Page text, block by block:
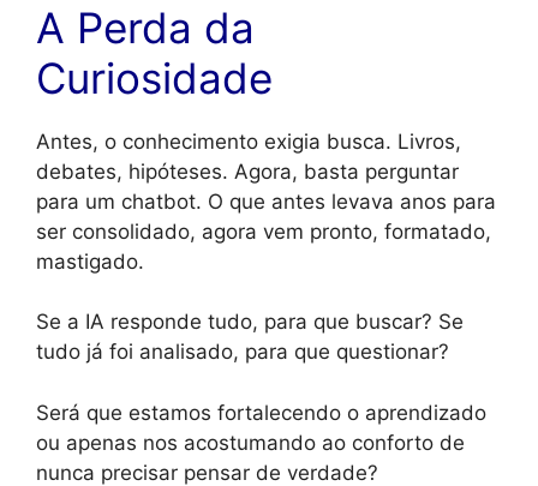
A Perda da
Curiosidade
Antes, o conhecimento exigia busca. Livros,
debates, hipóteses. Agora, basta perguntar
para um chatbot. O que antes levava anos para
ser consolidado, agora vem pronto, formatado,
mastigado.
Se a IA responde tudo, para que buscar? Se
tudo já foi analisado, para que questionar?
Será que estamos fortalecendo o aprendizado
ou apenas nos acostumando ao conforto de
nunca precisar pensar de verdade?